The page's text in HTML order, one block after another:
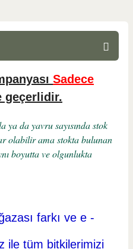
Sadece
geçerlidir.
ya da yavru sayısında stok
olabilir ama stokta bulunan
boyutta ve olgunlukta
farkı ve e -
ile tüm bitkilerimizi